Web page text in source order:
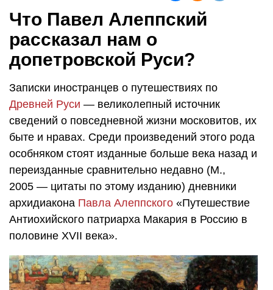
Что Павел Алеппский
рассказал нам о
допетровской Руси?
Записки иностранцев о путешествиях по
Древней Руси — великолепный источник
сведений о повседневной жизни московитов, их
быте и нравах. Среди произведений этого рода
особняком стоят изданные больше века назад и
переизданные сравнительно недавно (М.,
2005 — цитаты по этому изданию) дневники
архидиакона Павла Алеппского «Путешествие
Антиохийского патриарха Макария в Россию в
половине XVII века».